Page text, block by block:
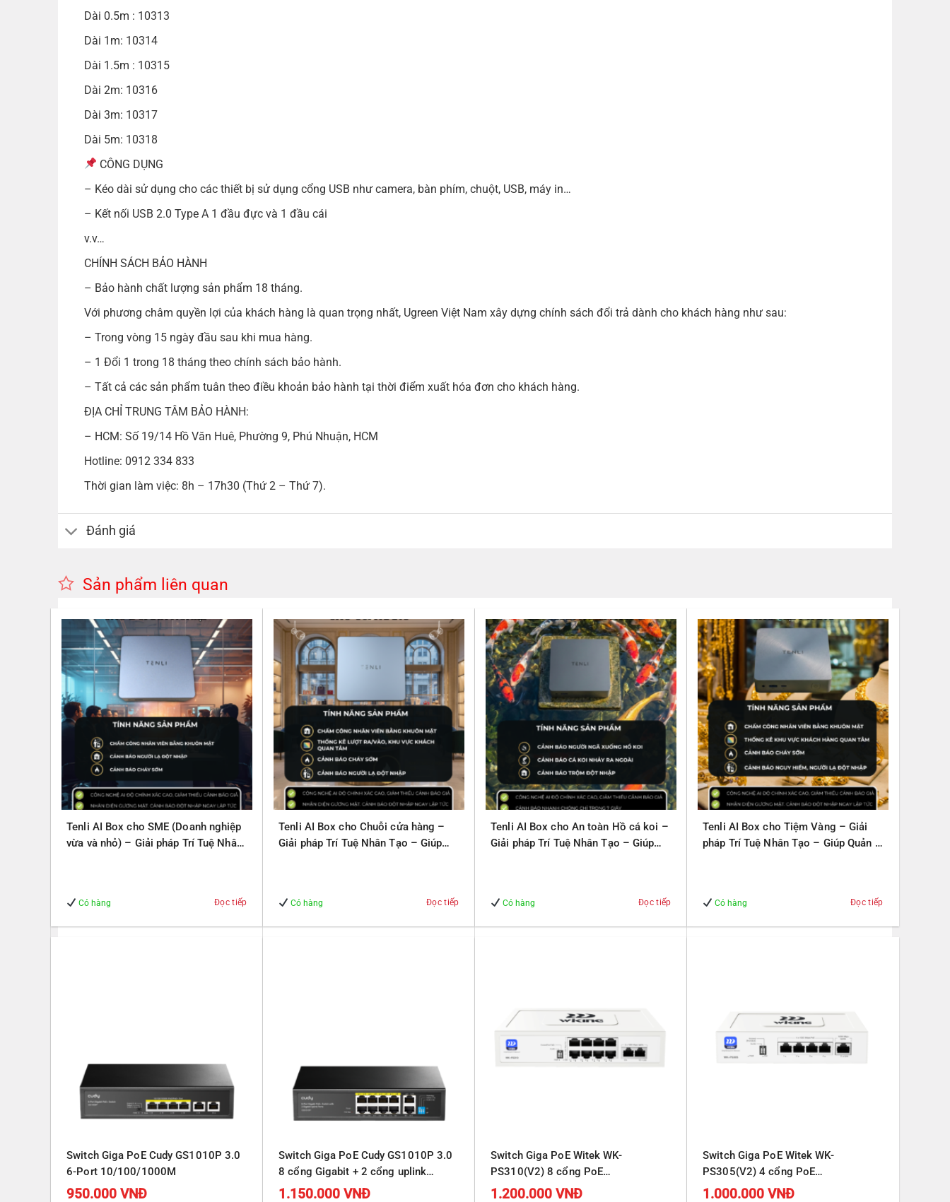
Dài 0.5m : 10313
Dài 1m: 10314
Dài 1.5m : 10315
Dài 2m: 10316
Dài 3m: 10317
Dài 5m: 10318
CÔNG DỤNG
– Kéo dài sử dụng cho các thiết bị sử dụng cổng USB như camera, bàn phím, chuột, USB, máy in…
– Kết nối USB 2.0 Type A 1 đầu đực và 1 đầu cái
v.v…
CHÍNH SÁCH BẢO HÀNH
– Bảo hành chất lượng sản phẩm 18 tháng.
Với phương châm quyền lợi của khách hàng là quan trọng nhất, Ugreen Việt Nam xây dựng chính sách đổi trả dành cho khách hàng như sau:
– Trong vòng 15 ngày đầu sau khi mua hàng.
– 1 Đổi 1 trong 18 tháng theo chính sách bảo hành.
– Tất cả các sản phẩm tuân theo điều khoản bảo hành tại thời điểm xuất hóa đơn cho khách hàng.
ĐỊA CHỈ TRUNG TÂM BẢO HÀNH:
– HCM: Số 19/14 Hồ Văn Huê, Phường 9, Phú Nhuận, HCM
Hotline: 0912 334 833
Thời gian làm việc: 8h – 17h30 (Thứ 2 – Thứ 7).
Đánh giá
Sản phẩm liên quan
Tenli AI Box cho SME (Doanh nghiệp
vừa và nhỏ) – Giải pháp Trí Tuệ Nhân
Có hàng Đọc tiếp
Tenli AI Box cho Chuỗi cửa hàng –
Giải pháp Trí Tuệ Nhân Tạo – Giúp
Có hàng Đọc tiếp
Tenli AI Box cho An toàn Hồ cá koi –
Giải pháp Trí Tuệ Nhân Tạo – Giúp
Có hàng Đọc tiếp
Tenli AI Box cho Tiệm Vàng – Giải
pháp Trí Tuệ Nhân Tạo – Giúp Quản lý
Có hàng Đọc tiếp
Switch Giga PoE Cudy GS1010P 3.0
6-Port 10/100/1000M
950.000VNĐ
Switch Giga PoE Cudy GS1010P 3.0
8 cổng Gigabit + 2 cổng uplink
Gigabit
1.150.000VNĐ
Switch Giga PoE Witek WK-
PS310(V2) 8 cổng PoE
10/100/1000Mbps, 2 cổng RJ45
1.200.000VNĐ
Switch Giga PoE Witek WK-
PS305(V2) 4 cổng PoE
10/100/1000Mbps, 1 cổng RJ45
1.000.000VNĐ